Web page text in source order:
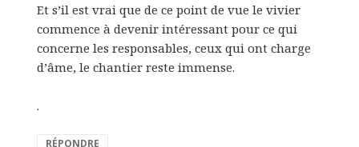
Et s’il est vrai que de ce point de vue le vivier
commence à devenir intéressant pour ce qui
concerne les responsables, ceux qui ont charge
d’âme, le chantier reste immense.
.
RÉPONDRE